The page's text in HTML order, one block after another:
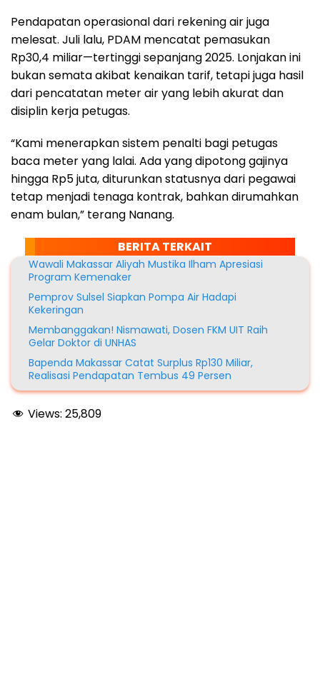
Pendapatan operasional dari rekening air juga
melesat. Juli lalu, PDAM mencatat pemasukan
Rp30,4 miliar—tertinggi sepanjang 2025. Lonjakan ini
bukan semata akibat kenaikan tarif, tetapi juga hasil
dari pencatatan meter air yang lebih akurat dan
disiplin kerja petugas.
“Kami menerapkan sistem penalti bagi petugas
baca meter yang lalai. Ada yang dipotong gajinya
hingga Rp5 juta, diturunkan statusnya dari pegawai
tetap menjadi tenaga kontrak, bahkan dirumahkan
enam bulan,” terang Nanang.
BERITA TERKAIT
Wawali Makassar Aliyah Mustika Ilham Apresiasi
Program Kemenaker
Pemprov Sulsel Siapkan Pompa Air Hadapi
Kekeringan
Membanggakan! Nismawati, Dosen FKM UIT Raih
Gelar Doktor di UNHAS
Bapenda Makassar Catat Surplus Rp130 Miliar,
Realisasi Pendapatan Tembus 49 Persen
Views: 25,809